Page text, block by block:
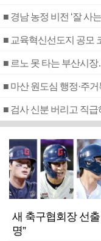
■ 경남 농정 비전 ‘잘 사
■ 교육혁신선도지 공모
■ 르노 못 타는 부산시
■ 마산 원도심 행정·주
새 축구협회장 선
명”